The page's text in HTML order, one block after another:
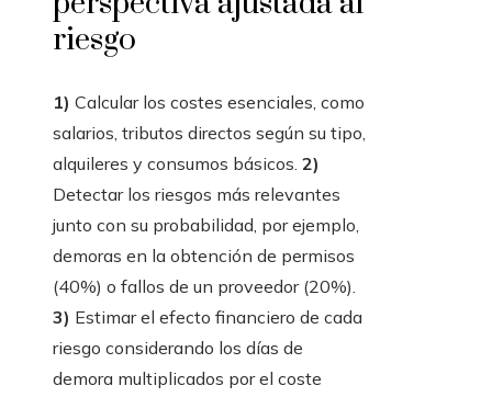
riesgo
1) Calcular los costes esenciales, como
salarios, tributos directos según su tipo,
alquileres y consumos básicos. 2)
Detectar los riesgos más relevantes
junto con su probabilidad, por ejemplo,
demoras en la obtención de permisos
(40%) o fallos de un proveedor (20%).
3) Estimar el efecto financiero de cada
riesgo considerando los días de
demora multiplicados por el coste